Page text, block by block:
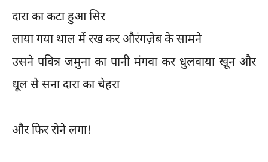
दारा का कटा हुआ सिर
लाया गया थाल में रख कर औरंगज़ेब के सामने
उसने पवित्र जमुना का पानी मंगवा कर धुलवाया खून और
धूल से सना दारा का चेहरा
और फिर रोने लगा!